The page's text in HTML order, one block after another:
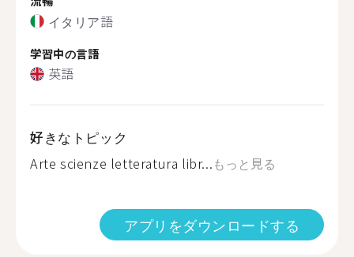
イタリア語
学習中の言語
英語
好きなトピック
Arte scienze letteratura libr...もっと見る
アプリをダウンロードする